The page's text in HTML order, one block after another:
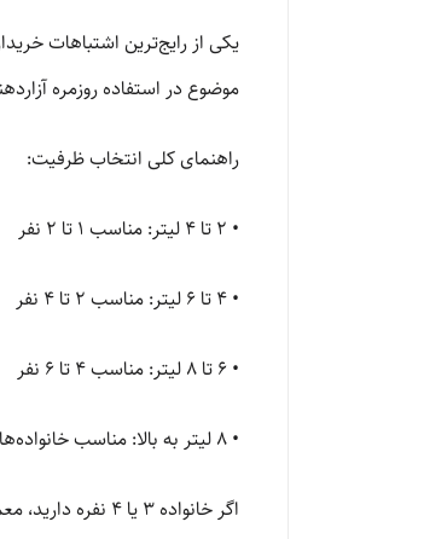
یکی از رایج‌ترین اشتباهات
موضوع در استفاده روزمره
راهنمای کلی انتخاب ظرفیت:
• 2 تا 4 لیتر: مناسب 1 تا 2 نفر
• 4 تا 6 لیتر: مناسب 2 تا 4 نفر
• 6 تا 8 لیتر: مناسب 4 تا 6 نفر
• 8 لیتر به بالا: مناسب خانواده‌های پرجمعیت یا استفاده سنگین‌تر